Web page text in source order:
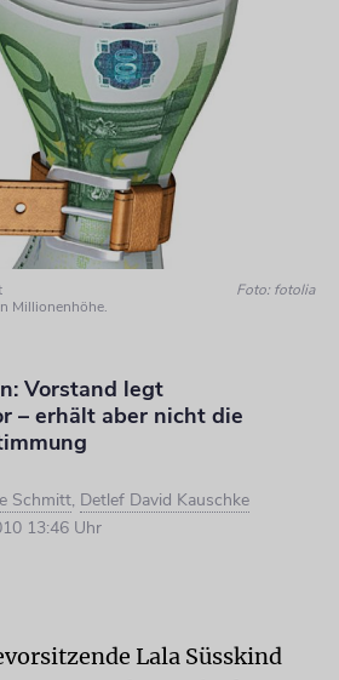
Millionenhöhe.
Foto: fotolia
Vorstand legt
– erhält aber nicht die
Schmitt, Detlef David Kauschke
13:46 Uhr
Lala Süsskind